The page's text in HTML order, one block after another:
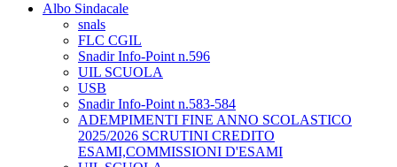
Albo Sindacale
snals
FLC CGIL
Snadir Info-Point n.596
UIL SCUOLA
USB
Snadir Info-Point n.583-584
ADEMPIMENTI FINE ANNO SCOLASTICO
2025/2026 SCRUTINI CREDITO
ESAMI,COMMISSIONI D'ESAMI